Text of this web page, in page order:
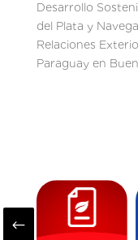
Desarrollo
del Plata y
Relaciones
Paraguay en
#